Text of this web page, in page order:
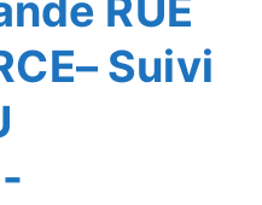
RUE
Suivi